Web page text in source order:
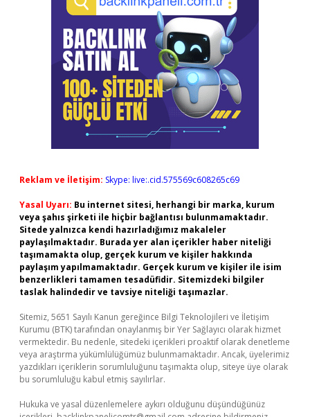
Reklam ve İletişim: Skype: live:.cid.575569c608265c69
Yasal Uyarı: Bu internet sitesi, herhangi bir marka, kurum
veya şahıs şirketi ile hiçbir bağlantısı bulunmamaktadır.
Sitede yalnızca kendi hazırladığımız makaleler
paylaşılmaktadır. Burada yer alan içerikler haber niteliği
taşımamakta olup, gerçek kurum ve kişiler hakkında
paylaşım yapılmamaktadır. Gerçek kurum ve kişiler ile isim
benzerlikleri tamamen tesadüfidir. Sitemizdeki bilgiler
taslak halindedir ve tavsiye niteliği taşımazlar.
Sitemiz, 5651 Sayılı Kanun gereğince Bilgi Teknolojileri ve İletişim
Kurumu (BTK) tarafından onaylanmış bir Yer Sağlayıcı olarak hizmet
vermektedir. Bu nedenle, sitedeki içerikleri proaktif olarak denetleme
veya araştırma yükümlülüğümüz bulunmamaktadır. Ancak, üyelerimiz
yazdıkları içeriklerin sorumluluğunu taşımakta olup, siteye üye olarak
bu sorumluluğu kabul etmiş sayılırlar.
Hukuka ve yasal düzenlemelere aykırı olduğunu düşündüğünüz